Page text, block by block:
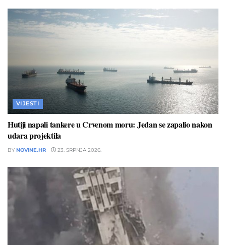
VIJESTI
Hutiji napali tankere u Crvenom moru: Jedan se zapalio nakon
udara projektila
BY NOVINE.HR 23. SRPNJA 2026.